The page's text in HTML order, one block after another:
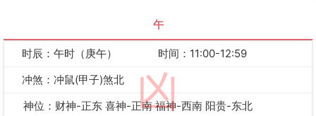
午
凶
时辰：午时（庚午）
时间：11:00-12:59
冲煞：冲鼠(甲子)煞北
神位：财神-正东 喜神-正南 福神-西南 阳贵-东北